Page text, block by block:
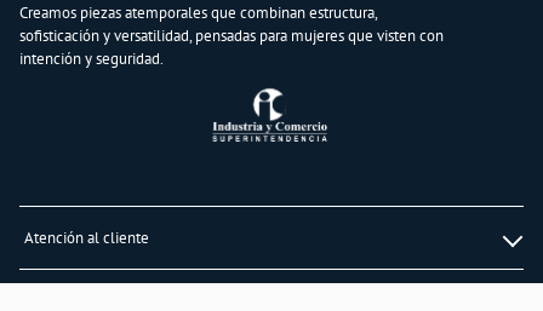
Creamos piezas atemporales que combinan estructura,
sofisticación y versatilidad, pensadas para mujeres que visten con
intención y seguridad.
Atención al cliente